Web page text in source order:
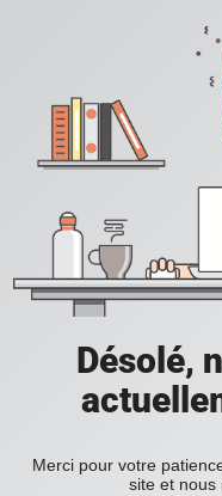
Désolé,
Merci pour votre
site et nous